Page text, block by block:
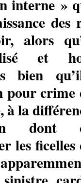
interne »
des
alors
et
bien
pour crime
la
dont
les